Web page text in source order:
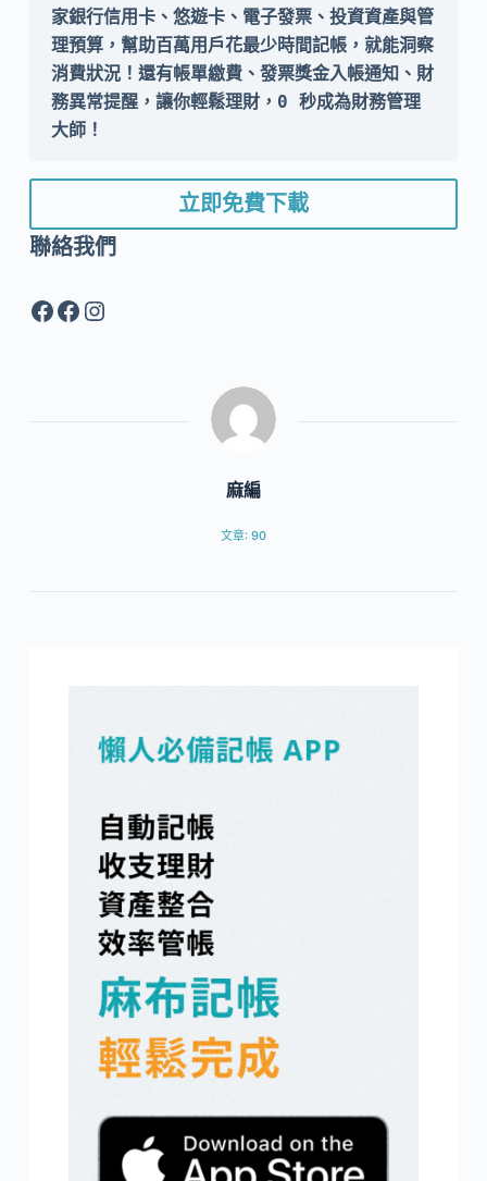
家銀行信用卡、悠遊卡、電子發票、投資資產與管
理預算，幫助百萬用戶花最少時間記帳，就能洞察
消費狀況！還有帳單繳費、發票獎金入帳通知、財
務異常提醒，讓你輕鬆理財，0 秒成為財務管理
大師！
立即免費下載
聯絡我們
Facebook
Facebook
Instagram
麻編
文章: 90